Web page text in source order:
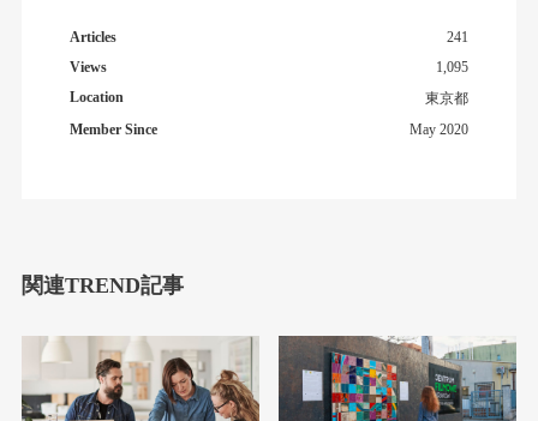
Articles
241
Views
1,095
Location
東京都
Member Since
May 2020
関連TREND記事